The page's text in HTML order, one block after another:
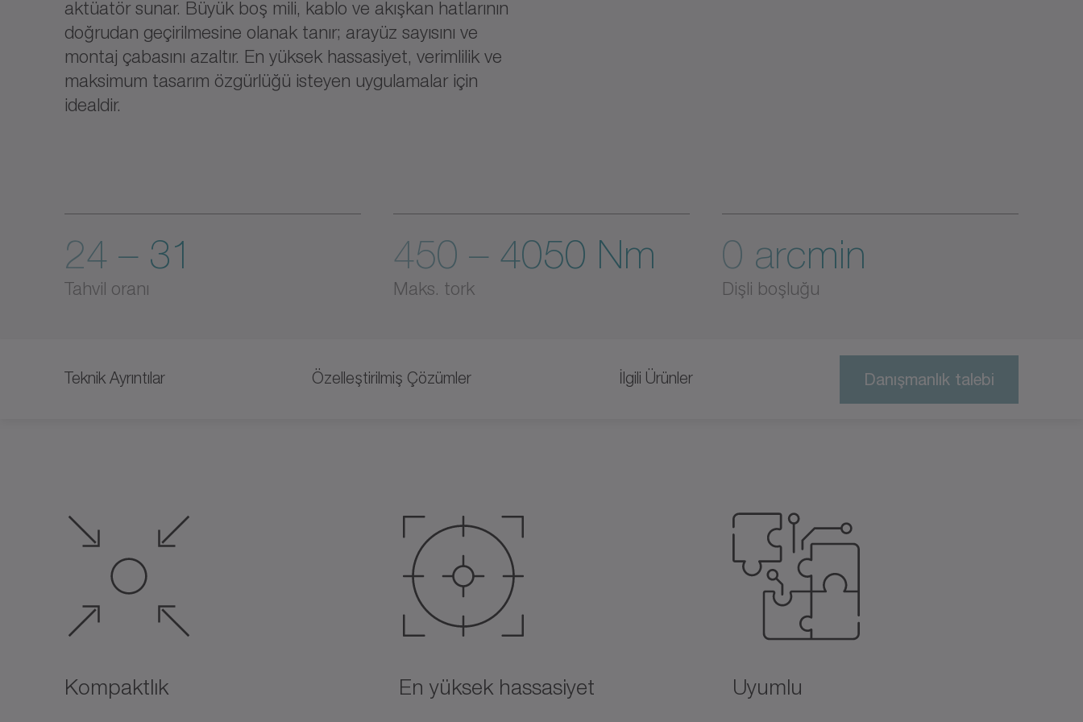
aktüatör sunar. Büyük boş mili, kablo ve akışkan hatlarının
doğrudan geçirilmesine olanak tanır; arayüz sayısını ve
montaj çabasını azaltır. En yüksek hassasiyet, verimlilik ve
maksimum tasarım özgürlüğü isteyen uygulamalar için
idealdir.
24 – 31
Tahvil oranı
450 – 4050 Nm
Maks. tork
0 arcmin
Dişli boşluğu
Teknik Ayrıntılar Özelleştirilmiş Çözümler İlgili Ürünler Danışmanlık talebi
Kompaktlık En yüksek hassasiyet Uyumlu